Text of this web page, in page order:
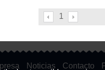
1
Noticias Contacto